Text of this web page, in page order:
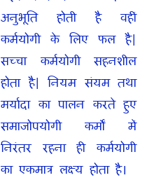
अनुभूति होती है वहीं
कर्मयोगी के लिए फल है|
सच्चा कर्मयोगी सहनशील
होता है| नियम संयम तथा
मर्यादा का पालन करते हुए
समाजोपयोगी कर्मों में
निरंतर रहना ही कर्मयोगी
का एकमात्र लक्ष्य होता है।